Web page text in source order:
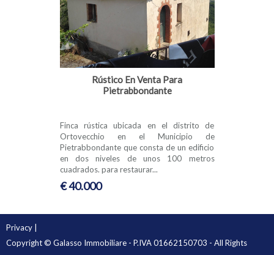
Rústico En Venta Para
Pietrabbondante
Finca rústica ubicada en el distrito de
Ortovecchio en el Municipio de
Pietrabbondante que consta de un edificio
en dos niveles de unos 100 metros
cuadrados. para restaurar...
€ 40.000
Privacy
Copyright © Galasso Immobiliare - P.IVA 01662150703 - All Rights